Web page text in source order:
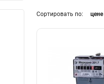
Сортировать по: цене